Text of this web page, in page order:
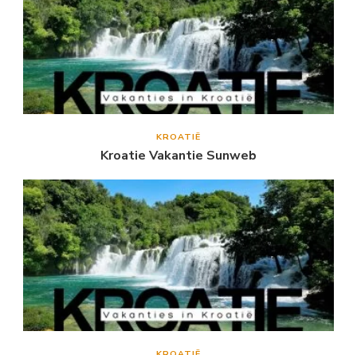
KROATIË
Kroatie Vakantie Sunweb